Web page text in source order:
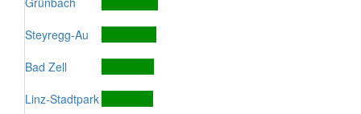
Steyregg-Au
Bad Zell
Linz-Stadtpark